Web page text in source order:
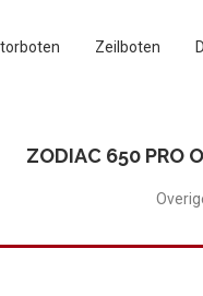
Zeilboten
ZODIAC 650 PRO